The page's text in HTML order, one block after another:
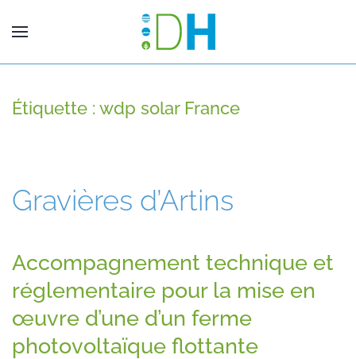
Étiquette : wdp solar France
Gravières d’Artins
Accompagnement technique et
réglementaire pour la mise en
œuvre d’une d’un ferme
photovoltaïque flottante